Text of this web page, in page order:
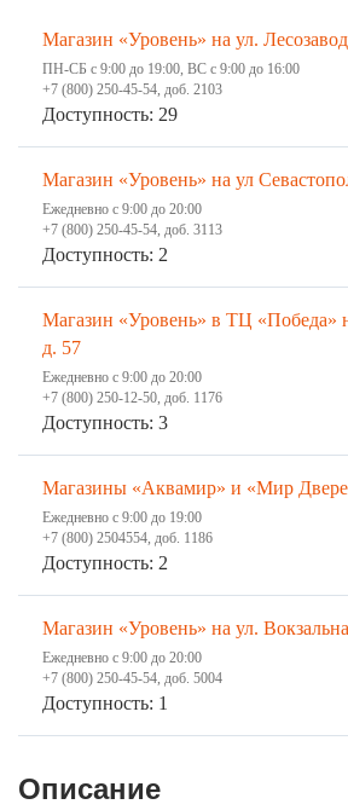
Магазин «Уровень» на ул.
ПН-СБ с 9:00 до 19:00, ВС с 9:00 до 16:00
+7 (800) 250-45-54, доб. 2103
Доступность: 29
Магазин «Уровень» на ул
Ежедневно с 9:00 до 20:00
+7 (800) 250-45-54, доб. 3113
Доступность: 2
Магазин «Уровень» в ТЦ «Победа»
д. 57
Ежедневно с 9:00 до 20:00
+7 (800) 250-12-50, доб. 1176
Доступность: 3
Магазины «Аквамир» и «Мир
Ежедневно с 9:00 до 19:00
+7 (800) 2504554, доб. 1186
Доступность: 2
Магазин «Уровень» на ул.
Ежедневно с 9:00 до 20:00
+7 (800) 250-45-54, доб. 5004
Доступность: 1
Описание